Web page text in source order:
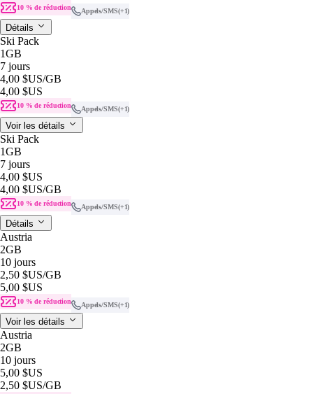
10 % de réduction Appels/SMS(+1)
Détails
Ski Pack
1GB
7 jours
4,00 $US/GB
4,00 $US
10 % de réduction Appels/SMS(+1)
Voir les détails
Ski Pack
1GB
7 jours
4,00 $US
4,00 $US/GB
10 % de réduction Appels/SMS(+1)
Détails
Austria
2GB
10 jours
2,50 $US/GB
5,00 $US
10 % de réduction Appels/SMS(+1)
Voir les détails
Austria
2GB
10 jours
5,00 $US
2,50 $US/GB